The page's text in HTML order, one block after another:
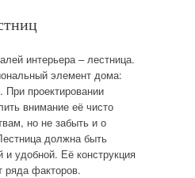
интерьера – лестница.
элемент дома:
При проектировании
внимание её чисто
но не забыть и о
должна быть
и удобной. Её конструкция
ряда факторов.